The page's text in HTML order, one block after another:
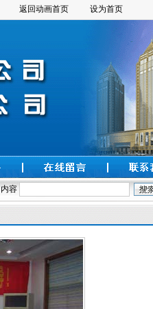
返回动画首页 设为首页
容